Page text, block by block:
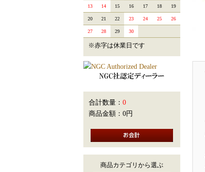
13 14 15 16 17 18 19
20 21 22 23 24 25 26
27 28 29 30
※赤字は休業日です
合計数量： 0
商品金額： 0円
商品カテゴリから選ぶ